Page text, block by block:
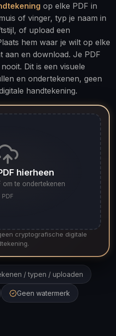
op elke PDF in
of vinger, typ je naam in
of upload een
hem waar je wilt op elke
aan en download. Je PDF
Dit is een visuele
en ondertekenen, geen
handtekening.
hierheen
om te ondertekenen
PDF
cryptografische digitale
/ typen / uploaden
Geen watermerk